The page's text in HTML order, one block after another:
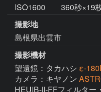
ISO1600 360秒×19
撮影地
島根県出雲市
撮影機材
望遠鏡：タカハシ ε-
カメラ：キヤノン